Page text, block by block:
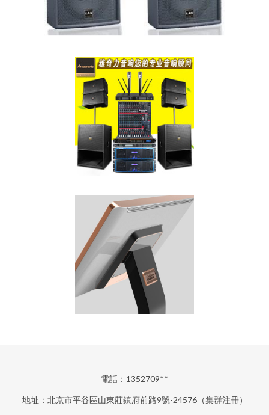
電話：1352709**
地址：北京市平谷區山東莊鎮府前路9號-24576（集群注冊）